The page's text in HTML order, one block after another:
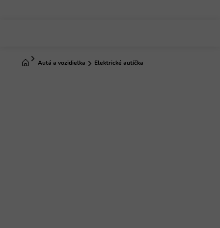
DomovAutá a vozidielka Elektrické autíčka